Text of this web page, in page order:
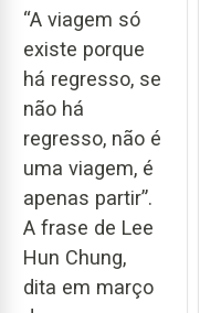
“A viagem só
existe porque
há regresso, se
não há
regresso, não é
uma viagem, é
apenas partir”.
A frase de Lee
Hun Chung,
dita em março